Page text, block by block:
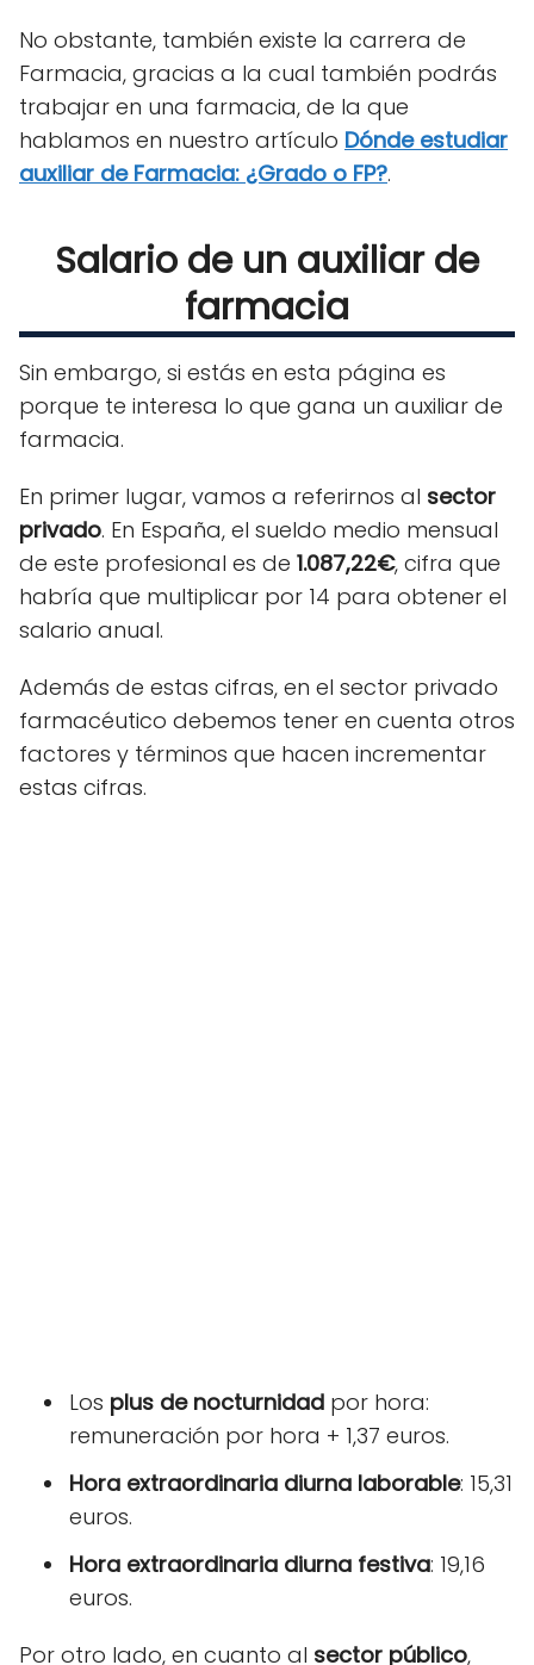
No obstante, también existe la carrera de
Farmacia, gracias a la cual también podrás
trabajar en una farmacia, de la que
hablamos en nuestro artículo Dónde estudiar
auxiliar de Farmacia: ¿Grado o FP?.
Salario de un auxiliar de
farmacia
Sin embargo, si estás en esta página es
porque te interesa lo que gana un auxiliar de
farmacia.
En primer lugar, vamos a referirnos al sector
privado. En España, el sueldo medio mensual
de este profesional es de 1.087,22€, cifra que
habría que multiplicar por 14 para obtener el
salario anual.
Además de estas cifras, en el sector privado
farmacéutico debemos tener en cuenta otros
factores y términos que hacen incrementar
estas cifras.
Los plus de nocturnidad por hora:
remuneración por hora + 1,37 euros.
Hora extraordinaria diurna laborable: 15,31
euros.
Hora extraordinaria diurna festiva: 19,16
euros.
Por otro lado, en cuanto al sector público,